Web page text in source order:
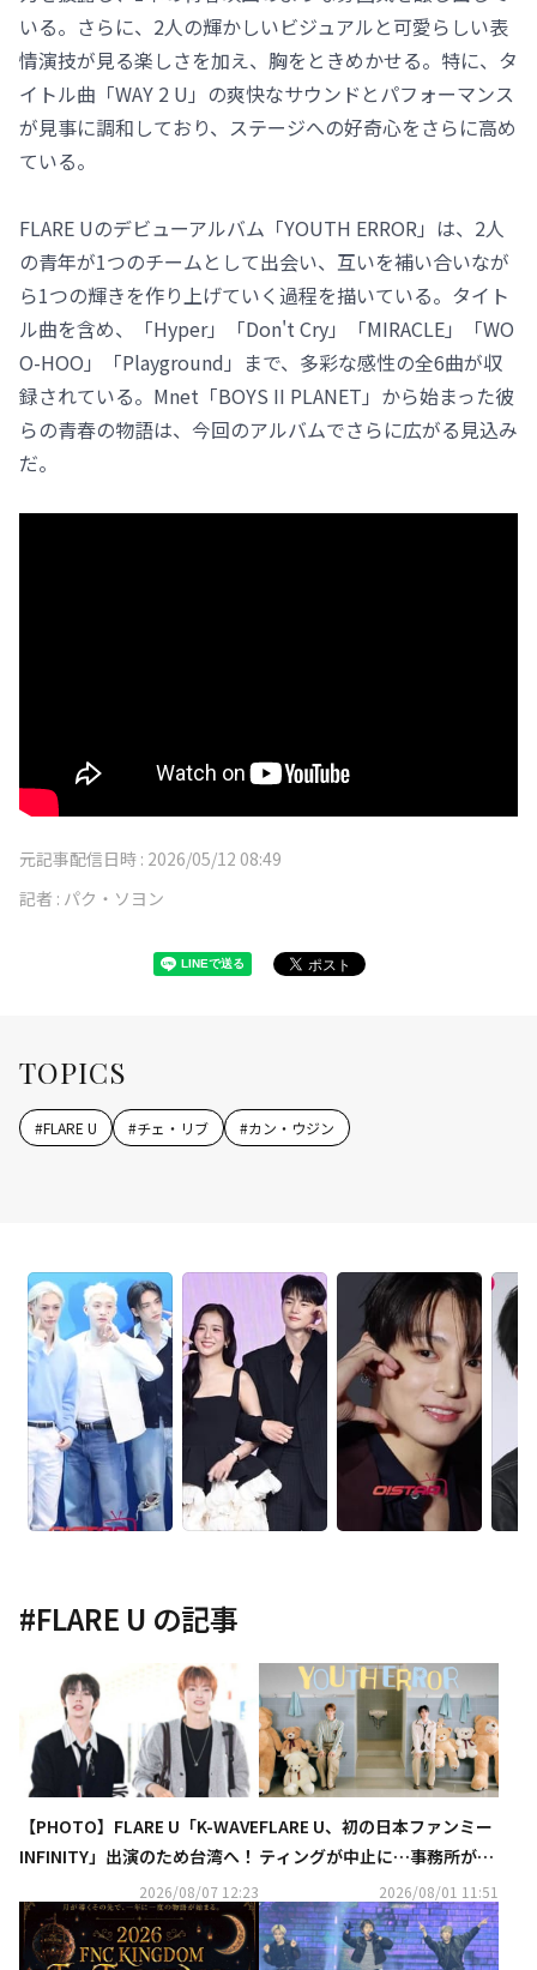
いる。さらに、2人の輝かしいビジュアルと可愛らしい表
情演技が見る楽しさを加え、胸をときめかせる。特に、タ
イトル曲「WAY 2 U」の爽快なサウンドとパフォーマンス
が見事に調和しており、ステージへの好奇心をさらに高め
ている。
FLARE Uのデビューアルバム「YOUTH ERROR」は、2人
の青年が1つのチームとして出会い、互いを補い合いなが
ら1つの輝きを作り上げていく過程を描いている。タイト
ル曲を含め、「Hyper」「Don't Cry」「MIRACLE」「WO
O-HOO」「Playground」まで、多彩な感性の全6曲が収
録されている。Mnet「BOYS II PLANET」から始まった彼
らの青春の物語は、今回のアルバムでさらに広がる見込み
だ。
元記事配信日時 : 2026/05/12 08:49
記者 : パク・ソヨン
TOPICS
#FLARE U #チェ・リブ #カン・ウジン
#FLARE U の記事
【PHOTO】FLARE U「K-WAVE
INFINITY」出演のため台湾へ！
2026/08/07 12:23
FLARE U、初の日本ファンミー
ティングが中止に…事務所が謝
2026/08/01 11:51